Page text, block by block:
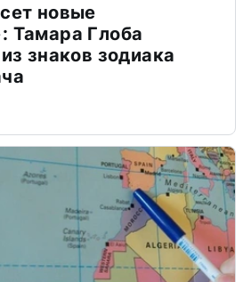
новые
Тамара Глоба
знаков зодиака